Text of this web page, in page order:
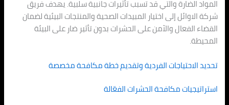
المواد الضارة والتي قد تسبب تأثيرات جانبية سلبية. يهدف فريق
شركة الاوائل إلى اختيار المبيدات الصحية والمنتجات البيئية لضمان
القضاء الفعال والآمن على الحشرات بدون تأثير ضار على البيئة
المحيطة.
تحديد الاحتياجات الفردية وتقديم خطة مكافحة مخصصة
استراتيجيات مكافحة الحشرات الفعّالة